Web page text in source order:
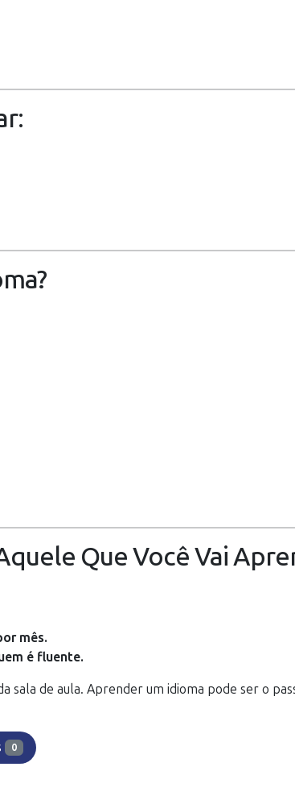
Que Você Vai
mês.
é fluente.
sala de aula. Aprender um idioma pode ser o
0